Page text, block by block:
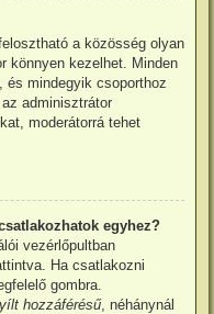
a közösség olyan
könnyen kezelhet. Minden
és mindegyik csoporthoz
adminisztrátor
moderátorrá tehet
egyhez?
vezérlőpultban
Ha csatlakozni
gombra.
hozzáférésű, néhánynál